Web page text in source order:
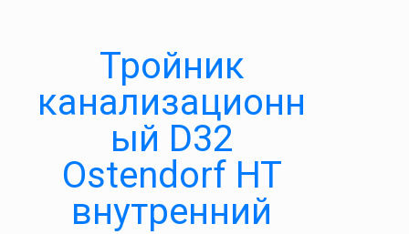
Тройник
канализационн
ый D32
Ostendorf HT
внутренний